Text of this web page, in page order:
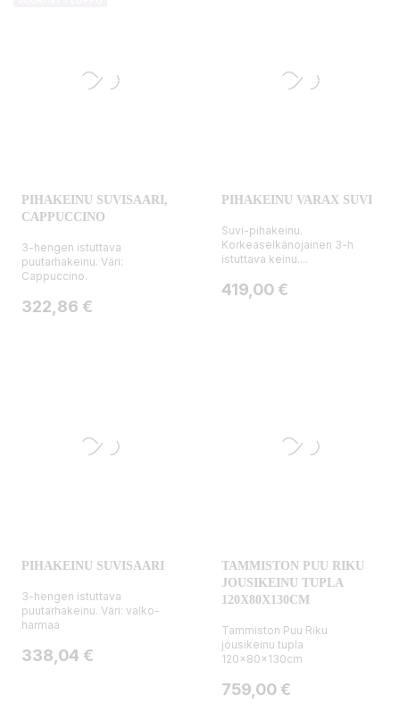
PIHAKEINU SUVISAARI,
CAPPUCCINO
3-hengen istuttava
puutarhakeinu. Väri:
Cappuccino.
Hinta
322,86 €
PIHAKEINU VARAX SUVI
Suvi-pihakeinu.
Korkeaselkänojainen 3-h
istuttava keinu....
Hinta
419,00 €
PIHAKEINU SUVISAARI
3-hengen istuttava
puutarhakeinu. Väri: valko-
harmaa
Hinta
338,04 €
TAMMISTON PUU RIKU
JOUSIKEINU TUPLA
120X80X130CM
Tammiston Puu Riku
jousikeinu tupla
120x80x130cm
Hinta
759,00 €